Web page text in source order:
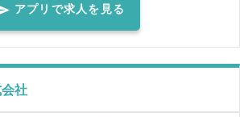
ンクの提供 ・ドリンク作りの補助 ・配膳や片付
いた場合には、他作業をお願いする場合がござ
あれば、遠慮なく聞いてください！ 優しく丁寧
境のため、安心して働けます！
アプリで求人を見る
社